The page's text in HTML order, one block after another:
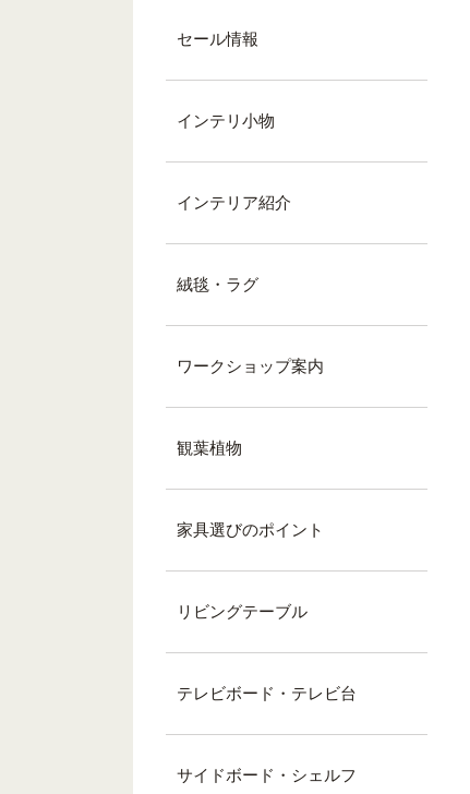
セール情報
インテリ小物
インテリア紹介
絨毯・ラグ
ワークショップ案内
観葉植物
家具選びのポイント
リビングテーブル
テレビボード・テレビ台
サイドボード・シェルフ